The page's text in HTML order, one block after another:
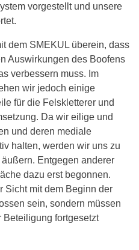
vorgestellt und unsere
dem SMEKUL überein, dass
Auswirkungen des Boofens
verbessern muss. Im
wir jedoch einige
für die Felskletterer und
Da wir eilige und
und deren mediale
halten, werden wir uns zu
Entgegen anderer
dazu erst begonnen.
Sicht mit dem Beginn der
sein, sondern müssen
fortgesetzt